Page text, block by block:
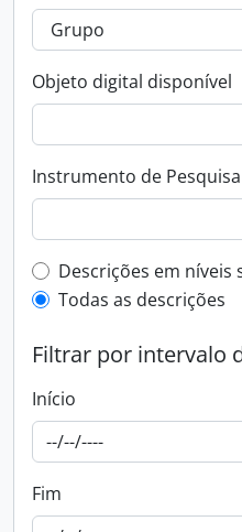
Objeto digital disponível
Instrumento de Pesquisa
Filtro de descrição
Descrições em níveis
Todas as descrições
Filtrar por intervalo
Início
Fim